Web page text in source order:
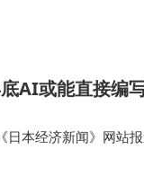
备份”，是科技…
AI或能直接编
日本经济新闻》网站
编…